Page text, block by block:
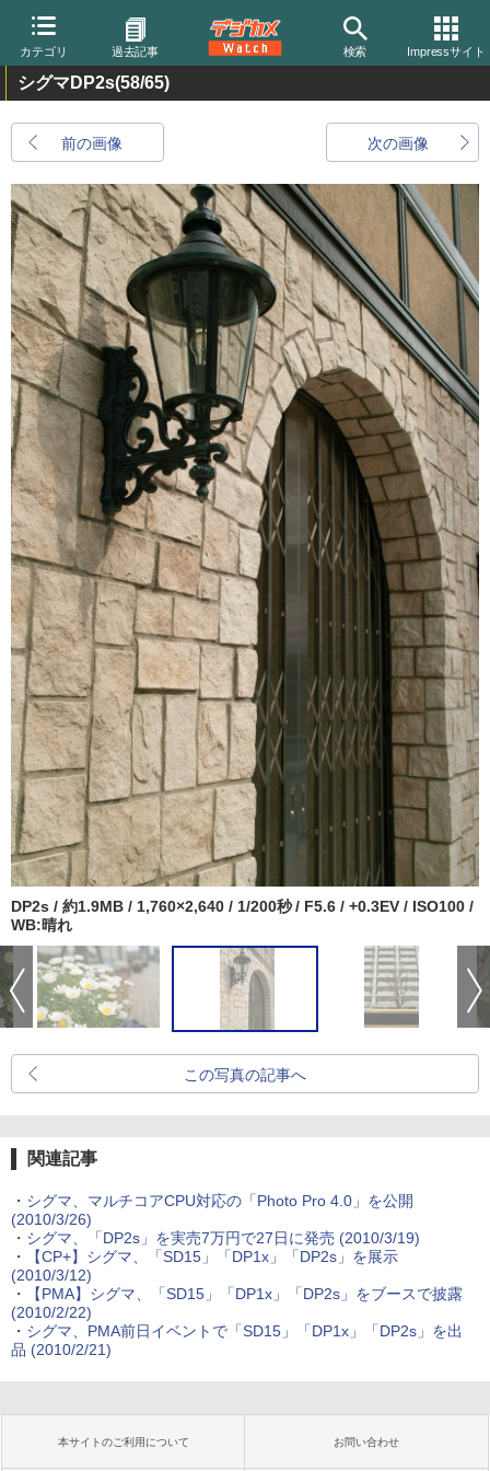
カテゴリ 過去記事 検索 Impressサイト
シグマDP2s(58/65)
前の画像 次の画像
DP2s / 約1.9MB / 1,760×2,640 / 1/200秒 / F5.6 / +0.3EV / ISO100 /
WB:晴れ
この写真の記事へ
関連記事
・ シグマ、マルチコアCPU対応の「Photo Pro 4.0」を公開
(2010/3/26)
・ シグマ、「DP2s」を実売7万円で27日に発売 (2010/3/19)
・
【CP+】シグマ、「SD15」「DP1x」「DP2s」を展示
(2010/3/12)
・
【PMA】シグマ、「SD15」「DP1x」「DP2s」をブースで披露
(2010/2/22)
・ シグマ、PMA前日イベントで「SD15」「DP1x」「DP2s」を出
品 (2010/2/21)
本サイトのご利用について お問い合わせ